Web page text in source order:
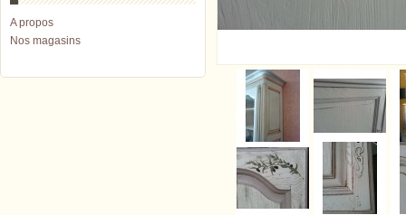
A propos
Nos magasins